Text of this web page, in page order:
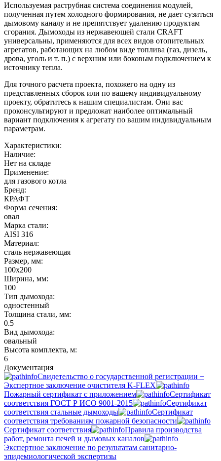
Используемая раструбная система соединения модулей,
полученная путем холодного формирования, не дает сузиться
дымовому каналу и не препятствует удалению продуктам
сгорания. Дымоходы из нержавеющей стали CRAFT
универсальны, применяются для всех видов отопительных
агрегатов, работающих на любом виде топлива (газ, дизель,
дрова, уголь и т. п.) с верхним или боковым подключением к
источнику тепла.
Для точного расчета проекта, похожего на одну из
представленных сборок или по вашему индивидуальному
проекту, обратитесь к нашим специалистам. Они вас
проконсультируют и предложат наиболее оптимальный
вариант подключения к агрегату по вашим индивидуальным
параметрам.
Характеристики:
Наличие:
Нет на складе
Применение:
для газового котла
Бренд:
КРАФТ
Форма сечения:
овал
Марка стали:
AISI 316
Материал:
сталь нержавеющая
Размер, мм:
100х200
Ширина, мм:
100
Тип дымохода:
одностенный
Толщина стали, мм:
0.5
Вид дымохода:
овальный
Высота комплекта, м:
6
Документация
Свидетельство о государственной регистрации +
Экспертное заключение очистителя K-FLEX
Пожарный сертификат с приложением
Сертификат
соответствия ГОСТ Р ИСО 9001-2015
Сертификат
соответствия стальные дымоходы
Сертификат
соответствия требованиям пожарной безопасности
Сертификат соответствия
Правила производства
работ, ремонта печей и дымовых каналов
Экспертное заключение по результатам санитарно-
эпидемиологической экспертизы